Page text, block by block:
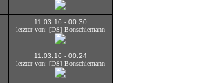
11.03.16 - 00:30
letzter von: [DS]-Bonschiemann
11.03.16 - 00:24
letzter von: [DS]-Bonschiemann